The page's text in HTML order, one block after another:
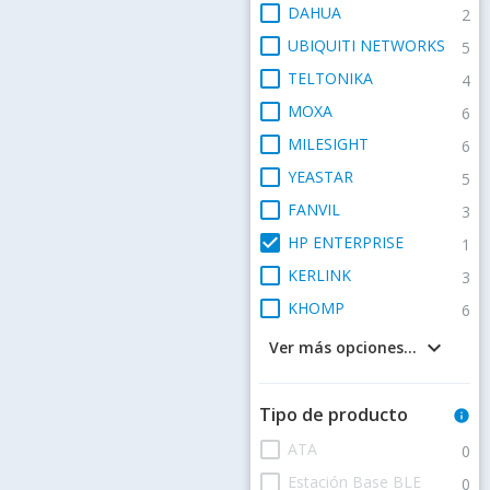
check_box_outline_blank DAHUA 2
check_box_outline_blank UBIQUITI NETWORKS 5
check_box_outline_blank TELTONIKA 4
check_box_outline_blank MOXA 6
check_box_outline_blank MILESIGHT 6
check_box_outline_blank YEASTAR 5
check_box_outline_blank FANVIL 3
check_box HP ENTERPRISE 1
check_box_outline_blank KERLINK 3
check_box_outline_blank KHOMP 6
keyboard_arrow_down
Ver más opciones...
Tipo de producto info
check_box_outline_blank ATA 0
check_box_outline_blank Estación Base BLE 0